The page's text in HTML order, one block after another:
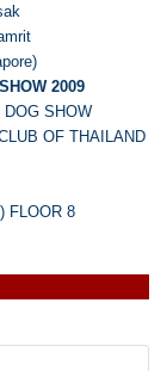
2009
SHOW
OF THAILAND
FLOOR 8